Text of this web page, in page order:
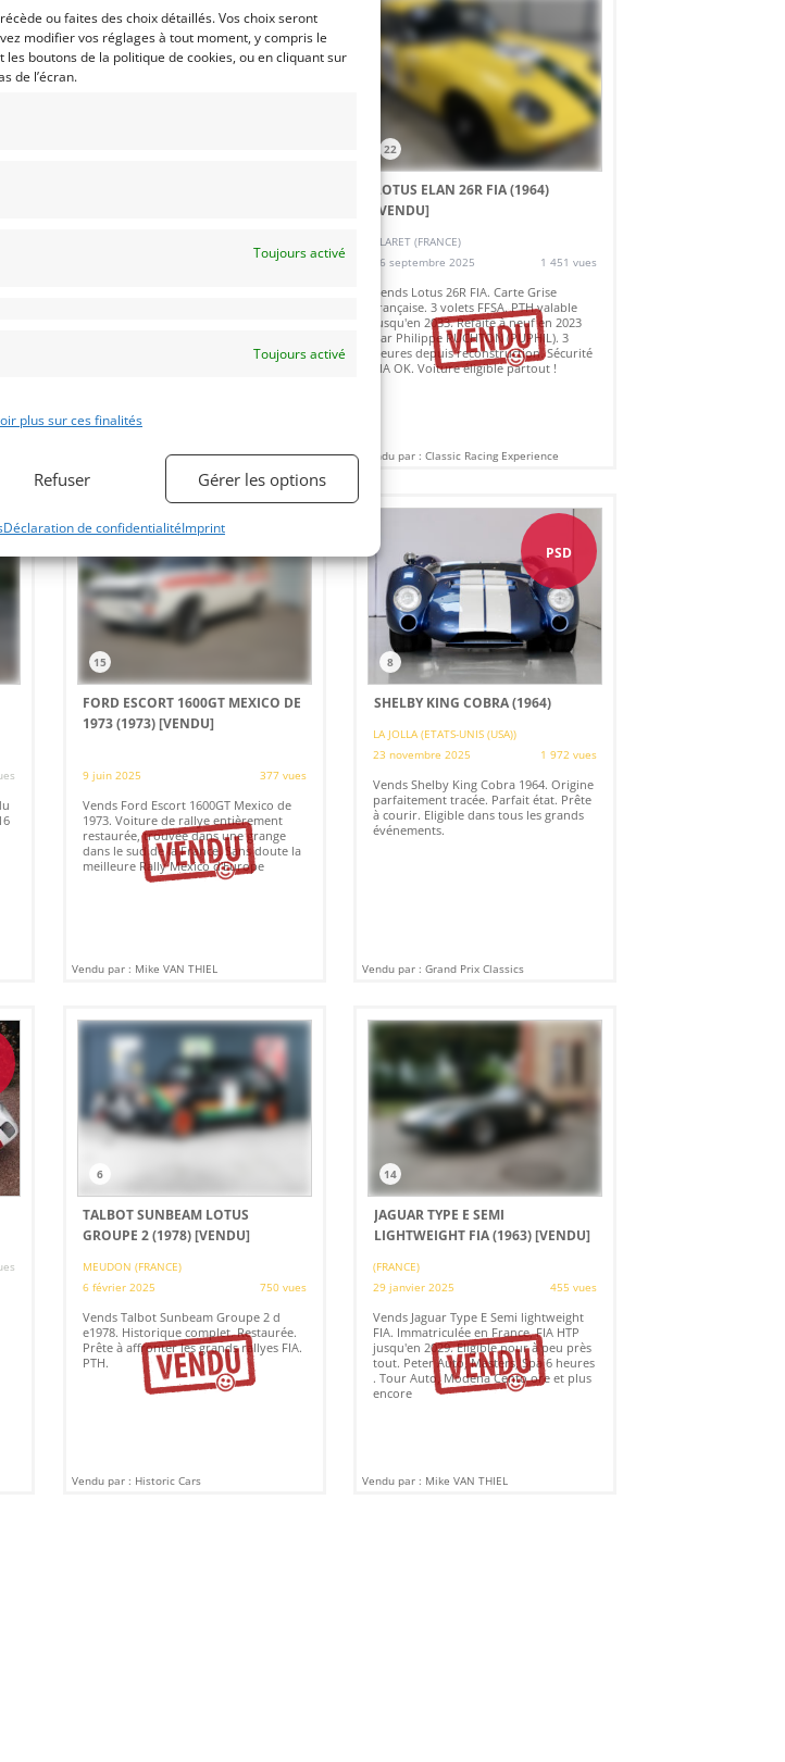
ou faites des choix détaillés. Vos choix seront
modifier vos réglages à tout moment, y compris le
boutons de la politique de cookies, ou en cliquant sur
de l’écran.
Toujours activé
Toujours activé
plus sur ces finalités
Refuser Gérer les options
Déclaration de confidentialitéImprint
PSD
329 vues
Vendu par : Historic Cars
22
LOTUS ELAN 26R FIA (1964)
[VENDU]
CLARET (FRANCE)
26 septembre 2025
1 451 vues
Vends Lotus 26R FIA. Carte Grise
française. 3 volets FFSA. PTH valable
jusqu'en 2033. Refaite à neuf en 2023
par Philippe RUCHTON (PUPHIL). 3
heures depuis reconstruction. Sécurité
FIA OK. Voiture éligible partout !
Vendu par : Classic Racing Experience
15
FORD ESCORT 1600GT MEXICO DE
1973 (1973)[VENDU]
9 juin 2025 377 vues
Vends Ford Escort 1600GT Mexico de
1973. Voiture de rallye entièrement
restaurée, trouvée dans une grange
dans le sud de la France. Sans doute la
meilleure Rally Mexico d'Europe
Vendu par : Mike VAN THIEL
PSD
8
SHELBY KING COBRA (1964)
LA JOLLA (ETATS-UNIS (USA))
23 novembre 2025
1 972 vues
Vends Shelby King Cobra 1964. Origine
parfaitement tracée. Parfait état. Prête
à courir. Eligible dans tous les grands
événements.
Vendu par : Grand Prix Classics
6
TALBOT SUNBEAM LOTUS
GROUPE 2 (1978)[VENDU]
MEUDON (FRANCE)
6 février 2025
750 vues
Vends Talbot Sunbeam Groupe 2 d
e1978. Historique complet. Restaurée.
Prête à affronter les grands rallyes FIA.
PTH.
Vendu par : Historic Cars
14
JAGUAR TYPE E SEMI
LIGHTWEIGHT FIA (1963)[VENDU]
(FRANCE)
29 janvier 2025
455 vues
Vends Jaguar Type E Semi lightweight
FIA. Immatriculée en France, FIA HTP
jusqu'en 2029. Eligible pour à peu près
tout. Peter Auto, Masters, Spa 6 heures
. Tour Auto, Modena Cento ore et plus
encore
Vendu par : Mike VAN THIEL